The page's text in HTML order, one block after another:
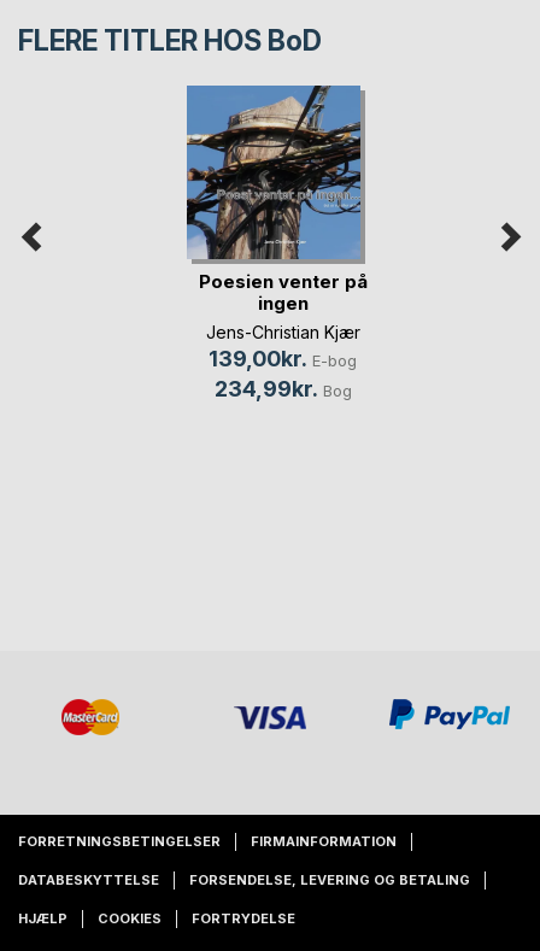
FLERE TITLER HOS BoD
Poesien venter på
ingen
Jens-Christian Kjær
139,00kr. E-bog
234,99kr. Bog
FORRETNINGSBETINGELSER FIRMAINFORMATION
DATABESKYTTELSE FORSENDELSE, LEVERING OG BETALING
HJÆLP COOKIES FORTRYDELSE